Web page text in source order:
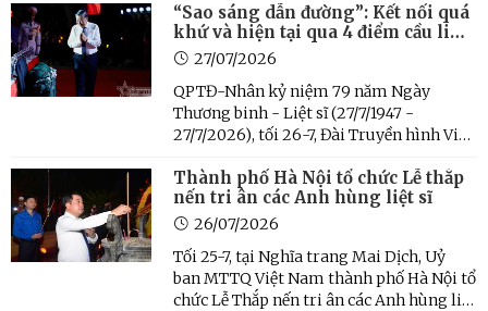
thực hiện lấy mẫu hài cốt liệt sĩ chưa xác
định được thông tin giám định ADN.
“Sao sáng dẫn đường”: Kết nối quá
khứ và hiện tại qua 4 điểm cầu linh
thiêng
27/07/2026
QPTĐ-​​​​​​Nhân kỷ niệm 79 năm Ngày
Thương binh - Liệt sĩ (27/7/1947 -
27/7/2026), tối 26-7, Đài Truyền hình Việt
phương tổ chức chương trình cầu truyền
hình trực tiếp “Sao sáng dẫn đường”.
Thành phố Hà Nội tổ chức Lễ thắp
nến tri ân các Anh hùng liệt sĩ
26/07/2026
Tối 25-7, tại Nghĩa trang Mai Dịch, Uỷ
ban MTTQ Việt Nam thành phố Hà Nội tổ
chức Lễ Thắp nến tri ân các Anh hùng liệt